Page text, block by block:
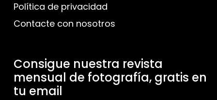
Política de privacidad
Contacte con nosotros
Consigue nuestra revista
mensual de fotografía, gratis en
tu email